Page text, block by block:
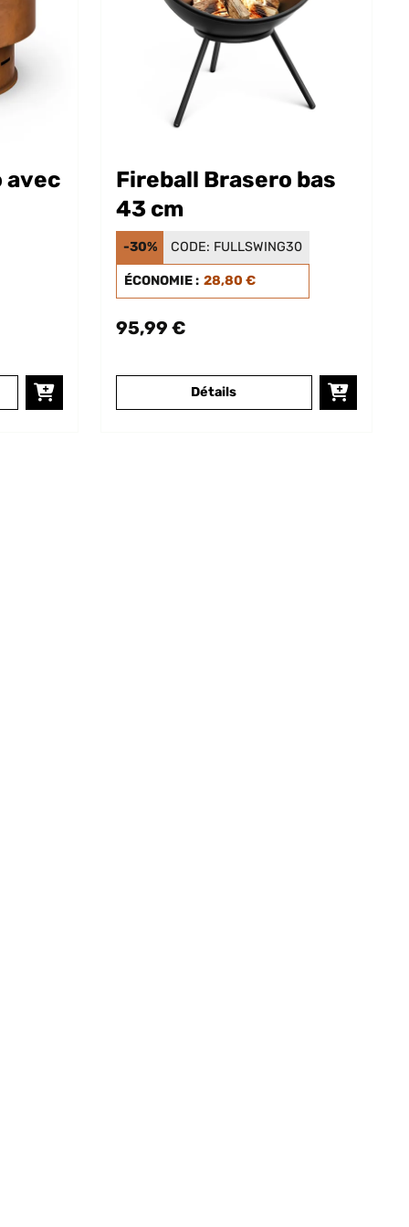
avec
Fireball Brasero bas
43 cm
-30% CODE: FULLSWING30
ÉCONOMIE : 28,80 €
95,99 €
Détails